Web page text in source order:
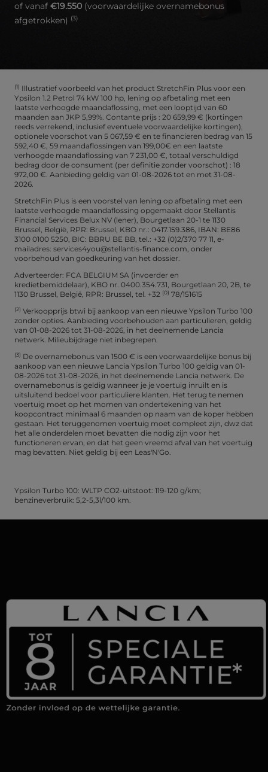
of vanaf €19.550 (voorwaardelijke overnamebonus
afgetrokken) (3)
(1) Illustratief voorbeeld van het product StretchFin Plus voor een
Ypsilon 1.2 Petrol 74 kW 100 hp, lening op afbetaling met een
laatste verhoogde maandaflossing, met een looptijd van 60
maanden aan JKP 5,99%. Contante prijs : 20 659,99 € (kortingen
reeds verrekend, inclusief eventuele voorwaardelijke kortingen),
optionele voorschot van 5 067,59 € en te financieren bedrag van 15
592,40 €, 59 maandaflossingen van 199,00€ en een laatste
verhoogde maandaflossing van 7 231,00 €, totaal verschuldigd
bedrag door de consument (per definitie zonder voorschot) : 18
972,00 €. Aanbieding geldig van 01-08-2026 tot en met 31-08-
2026.
StretchFin Plus is een voorstel van lening op afbetaling met een
laatste verhoogde maandaflossing opgemaakt door Stellantis
Financial Services Belux NV (lener), Bourgetlaan 20-1 te 1130
Brussel, België, RPR: Brussel, KBO nr.: 0417.159.386, IBAN: BE86
3100 0100 5250, BIC: BBRU BE BB, tel.: +32 (0)2/370 77 11, e-
mailadres: services4you@stellantis-finance.com, onder
voorbehoud van goedkeuring van het dossier.
Adverteerder: FCA BELGIUM SA (invoerder en
kredietbemiddelaar), KBO nr. 0400.354.731, Bourgetlaan 20, 2B, te
1130 Brussel, België, RPR: Brussel, tel. +32 (0) 78/151615
(2) Verkoopprijs btwi bij aankoop van een nieuwe Ypsilon Turbo 100
zonder opties. Aanbieding voorbehouden aan particulieren, geldig
van 01-08-2026 tot 31-08-2026, in het deelnemende Lancia
netwerk. Milieubijdrage niet inbegrepen.
(3) De overnamebonus van 1500 € is een voorwaardelijke bonus bij
aankoop van een nieuwe Lancia Ypsilon Turbo 100 geldig van 01-
08-2026 tot 31-08-2026, in het deelnemende Lancia netwerk. De
overnamebonus is geldig wanneer je je voertuig inruilt en is
uitsluitend bedoel voor particuliere klanten. Het terug te nemen
voertuig moet op het momen van ondertekening van het
koopcontract minimaal 6 maanden op naam van de koper hebben
gestaan. Het teruggenomen voertuig moet compleet zijn, dwz dat
het alle onderdelen moet bevatten die nodig zijn voor het
functioneren ervan, en dat het geen vreemd afval van het voertuig
mag bevatten. Niet geldig bij een Leas'N'Go.
Ypsilon Turbo 100: WLTP CO2-uitstoot: 119-120 g/km;
benzineverbruik: 5,2-5,3l/100 km.